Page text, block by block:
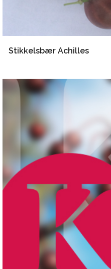
Stikkelsbær Achilles